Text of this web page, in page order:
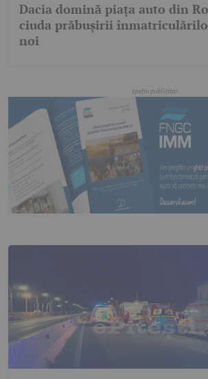
Dacia domină piața auto din
ciuda prăbușirii
noi